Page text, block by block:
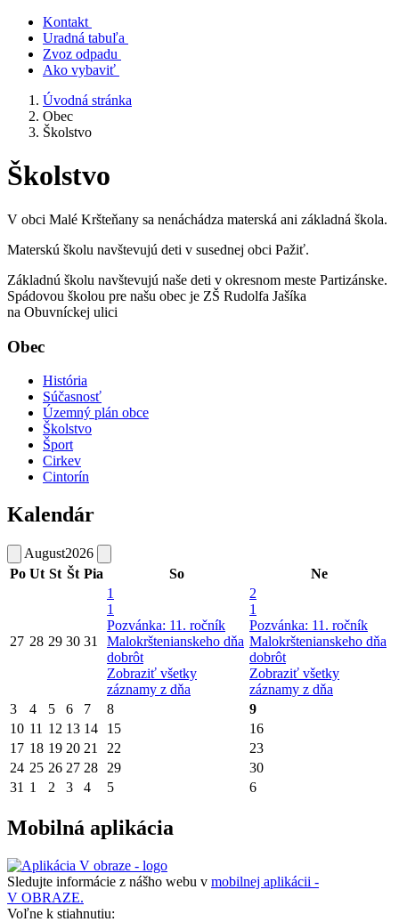
Kontakt
Uradná tabuľa
Zvoz odpadu
Ako vybaviť
Úvodná stránka
Obec
Školstvo
Školstvo
V obci Malé Kršteňany sa nenáchádza materská ani základná škola.
Materskú školu navštevujú deti v susednej obci Pažiť.
Základnú školu navštevujú naše deti v okresnom meste Partizánske.
Spádovou školou pre našu obec je ZŠ Rudolfa Jašíka
na Obuvníckej ulici
Obec
História
Súčasnosť
Územný plán obce
Školstvo
Šport
Cirkev
Cintorín
Kalendár
August2026
Po Ut St Št Pia So Ne
27 28 29 30 31
1
1
Pozvánka: 11. ročník
Malokrštenianskeho dňa
dobrôt
Zobraziť všetky
záznamy z dňa
2
1
Pozvánka: 11. ročník
Malokrštenianskeho dňa
dobrôt
Zobraziť všetky
záznamy z dňa
3
4 5 6 7 8
9
10 11 12 13 14 15
16
17 18 19 20 21 22
23
24 25 26 27 28 29
30
31 1 2 3 4 5 6
Mobilná aplikácia
Sledujte informácie z nášho webu v mobilnej aplikácii -
V OBRAZE.
Voľne k stiahnutiu: